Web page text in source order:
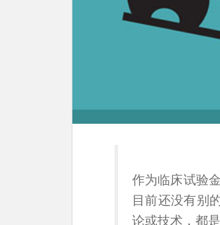
作为临床试验
目前还没有别
论或技术，都是